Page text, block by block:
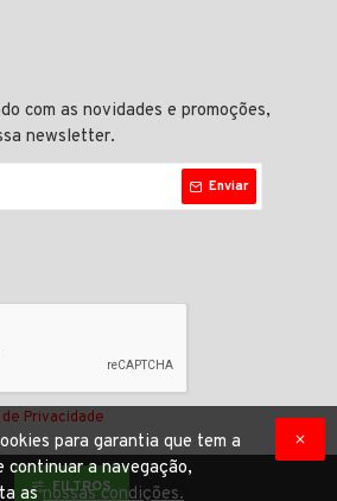
com as novidades e promoções,
newsletter.
Enviar
Privacidade
para garantia que tem a
continuar a navegação,
asnossas condições.
FILTROS